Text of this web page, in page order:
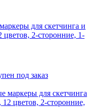
для скетчинга и
2-сторонние, 1-
под заказ